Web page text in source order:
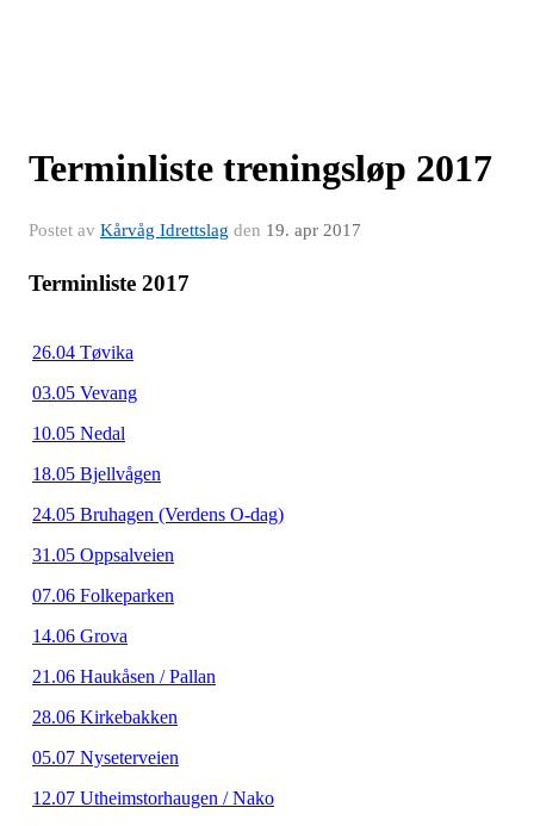
Terminliste treningsløp 2017
Postet av Kårvåg Idrettslag den 19. apr 2017
Terminliste 2017
26.04 Tøvika
03.05 Vevang
10.05 Nedal
18.05 Bjellvågen
24.05 Bruhagen (Verdens O-dag)
31.05 Oppsalveien
07.06 Folkeparken
14.06 Grova
21.06 Haukåsen / Pallan
28.06 Kirkebakken
05.07 Nyseterveien
12.07 Utheimstorhaugen / Nako